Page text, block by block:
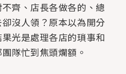
齊、店長各做各的、總
沒人領？原本以為開分
光是處理各店的瑣事和
隊忙到焦頭爛額。